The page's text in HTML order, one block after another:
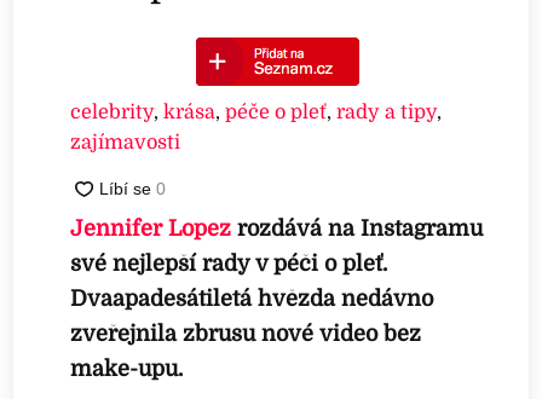
celebrity,krása,péče o pleť,rady a tipy,
zajímavosti
Jennifer Lopez rozdává na Instagramu
své nejlepší rady v péči o pleť.
Dvaapadesátiletá hvězda nedávno
zveřejnila zbrusu nové video bez
make-upu.